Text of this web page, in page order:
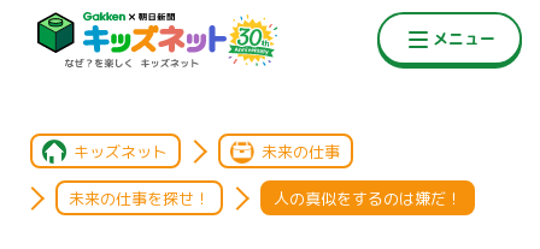
キッズネット 未来の仕事
未来の仕事を探せ！ 人の真似をするのは嫌だ！